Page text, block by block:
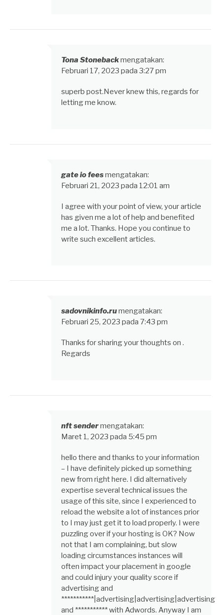
Tona Stonebackmengatakan:
Februari 17, 2023 pada 3:27 pm
superb post.Never knew this, regards for
letting me know.
gate io feesmengatakan:
Februari 21, 2023 pada 12:01 am
I agree with your point of view, your article
has given me a lot of help and benefited
me a lot. Thanks. Hope you continue to
write such excellent articles.
sadovnikinfo.rumengatakan:
Februari 25, 2023 pada 7:43 pm
Thanks for sharing your thoughts on .
Regards
nft sendermengatakan:
Maret 1, 2023 pada 5:45 pm
hello there and thanks to your information
– I have definitely picked up something
new from right here. I did alternatively
expertise several technical issues the
usage of this site, since I experienced to
reload the website a lot of instances prior
to I may just get it to load properly. I were
puzzling over if your hosting is OK? Now
not that I am complaining, but slow
loading circumstances instances will
often impact your placement in google
and could injury your quality score if
advertising and
***********|advertising|advertising|advertising
and *********** with Adwords. Anyway I am